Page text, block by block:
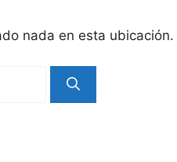
nada en esta